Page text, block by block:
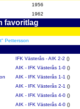
1956
1962
favoritlag
Pettersson
IFK Västerås - AIK 2-2 ()
AIK - IFK Västerås 1-0 ()
AIK - IFK Västerås 1-1 ()
AIK - IFK Västerås 2-1 ()
AIK - IFK Västerås 4-0 ()
AIK - IFK Västerås 4-0 ()